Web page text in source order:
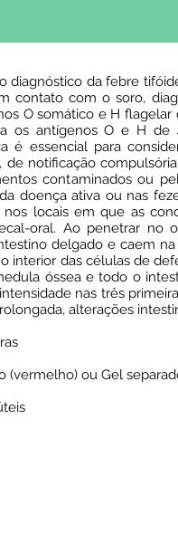
diagnóstico da febre
contato com o soro,
O somático e H
os antígenos O e H de
é essencial para
de notificação
contaminados ou
doença ativa ou nas
locais em que as
oral. Ao penetrar no
delgado e caem
interior das células de
óssea e todo o
nas três
alterações
(vermelho) ou Gel